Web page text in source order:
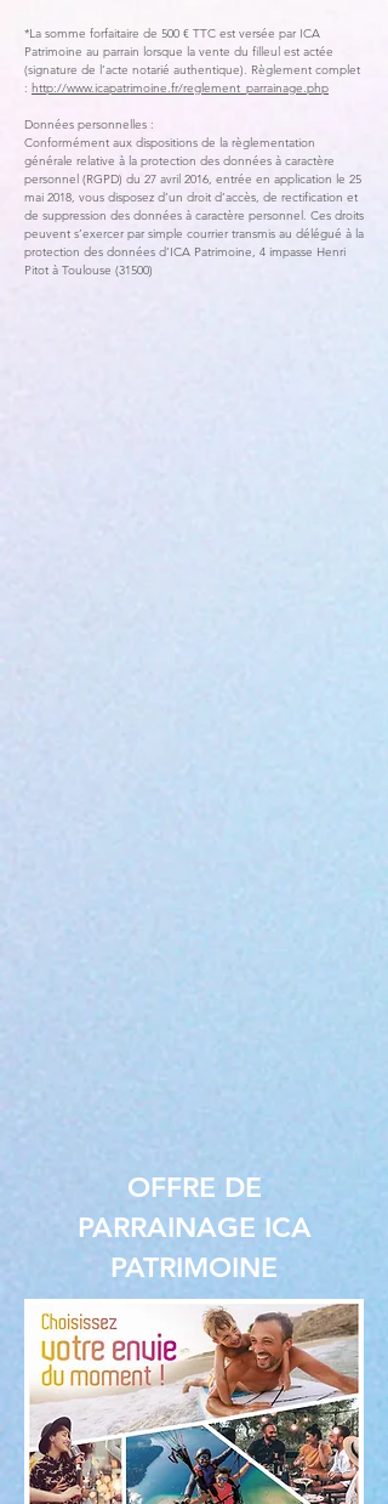
*La somme forfaitaire de 500 € TTC est versée par ICA
Patrimoine au parrain lorsque la vente du filleul est actée
(signature de l’acte notarié authentique). Règlement complet
: http://www.icapatrimoine.fr/reglement_parrainage.php
Données personnelles :
Conformément aux dispositions de la règlementation
générale relative à la protection des données à caractère
personnel (RGPD) du 27 avril 2016, entrée en application le 25
mai 2018, vous disposez d’un droit d’accès, de rectification et
de suppression des données à caractère personnel. Ces droits
peuvent s’exercer par simple courrier transmis au délégué à la
protection des données d’ICA Patrimoine, 4 impasse Henri
Pitot à Toulouse (31500)
OFFRE DE
PARRAINAGE ICA
PATRIMOINE